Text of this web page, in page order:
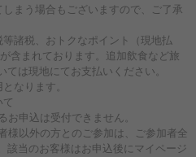
まう場合もございますので、ご了承
諸税、おトクなポイント（現地払
含まれております。追加飲食など旅
は現地にてお支払いください。
なります。
お申込は受付できません。
様以外の方とのご参加は、ご参加者全
該当のお客様はお申込後にマイページ